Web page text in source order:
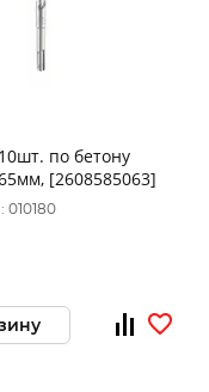
по бетону
[2608585063]
010180